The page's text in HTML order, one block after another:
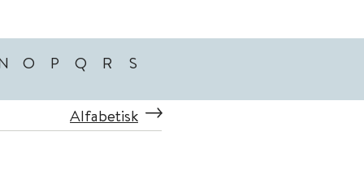
O P Q R S
Alfabetisk